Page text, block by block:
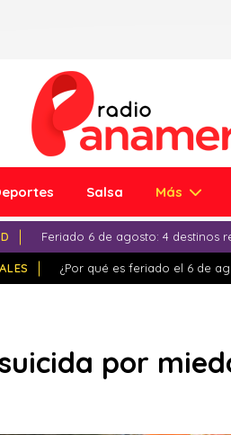
Salsa Más
Feriado 6 de agosto: 4 destinos
¿Por qué es feriado el 6 de
por